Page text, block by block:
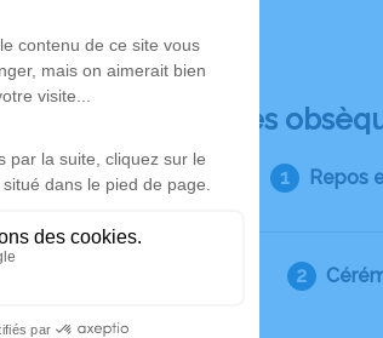
Déroulé des
Repos